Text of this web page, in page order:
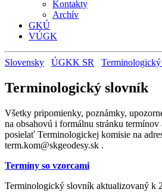
Kontakty
Archív
GKÚ
VÚGK
Slovensky ÚGKK SR
Terminologický slovník
Všetky pripomienky, poznámky,
na obsahovú i formálnu stránku
posielať Terminologickej komisie na
term.kom@skgeodesy.sk .
Termíny so vzorcami
Terminologický slovník aktualizovaný k